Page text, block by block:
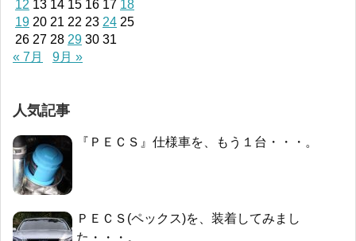
12 13 14 15 16 17 18
19 20 21 22 23 24 25
26 27 28 29 30 31
« 7月
9月 »
人気記事
『ＰＥＣＳ』仕様車を、もう１台・・・。
ＰＥＣＳ(ペックス)を、装着してみまし
た・・・。